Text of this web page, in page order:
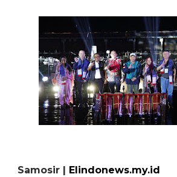
Samosir | Elindonews.my.id